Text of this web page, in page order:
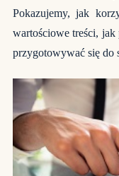
Pokazujemy, jak
wartościowe treści,
przygotowywać się do